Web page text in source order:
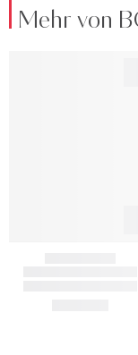
Mehr von